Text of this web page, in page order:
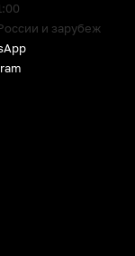
и зарубеж